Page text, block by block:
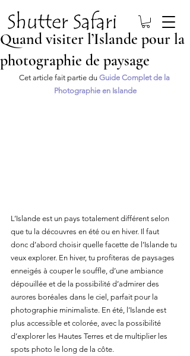
Quand visiter l’Islande pour la
photographie de paysage
Cet article fait partie du Guide Complet de la
Photographie en Islande
L’Islande est un pays totalement différent selon
que tu la découvres en été ou en hiver. Il faut
donc d’abord choisir quelle facette de l’Islande tu
veux explorer. En hiver, tu profiteras de paysages
enneigés à couper le souffle, d’une ambiance
dépouillée et de la possibilité d’admirer des
aurores boréales dans le ciel, parfait pour la
photographie minimaliste. En été, l’Islande est
plus accessible et colorée, avec la possibilité
d’explorer les Hautes Terres et de multiplier les
spots photo le long de la côte.